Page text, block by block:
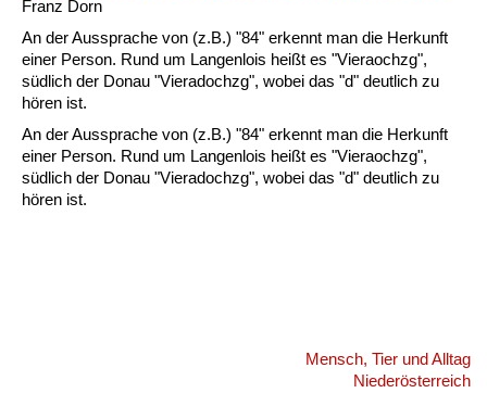
Franz Dorn
An der Aussprache von (z.B.) "84" erkennt man die Herkunft
einer Person. Rund um Langenlois heißt es "Vieraochzg",
südlich der Donau "Vieradochzg", wobei das "d" deutlich zu
hören ist.
An der Aussprache von (z.B.) "84" erkennt man die Herkunft
einer Person. Rund um Langenlois heißt es "Vieraochzg",
südlich der Donau "Vieradochzg", wobei das "d" deutlich zu
hören ist.
Mensch, Tier und Alltag
Niederösterreich